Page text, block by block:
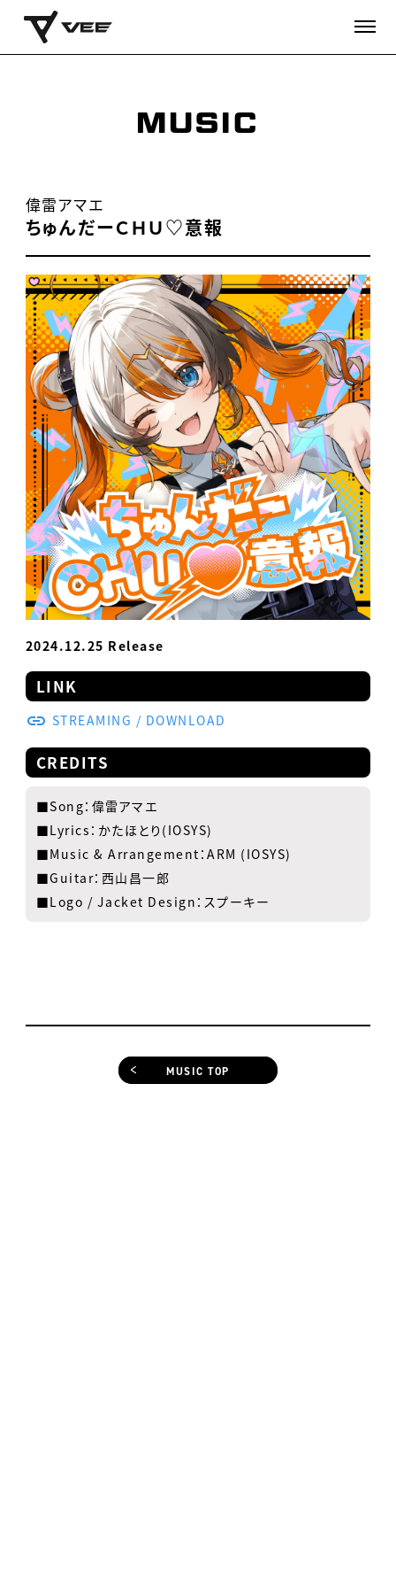
MUSIC
ちゅんだーＣＨＵ♡意報
偉雷アマエ
2024.12.25 Release
LINK
STREAMING / DOWNLOAD
CREDITS
■Song：偉雷アマエ
■Lyrics：かたほとり(IOSYS)
■Music & Arrangement：ARM (IOSYS)
■Guitar：西山昌一郎
■Logo / Jacket Design：スプーキー
MUSIC TOP